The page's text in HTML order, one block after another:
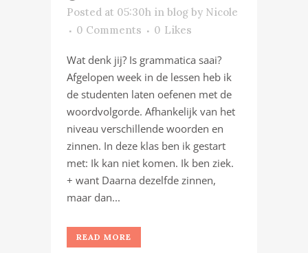
Posted at 05:30h in blog by Nicole
0 Comments
0 Likes
Wat denk jij? Is grammatica saai?
Afgelopen week in de lessen heb ik
de studenten laten oefenen met de
woordvolgorde. Afhankelijk van het
niveau verschillende woorden en
zinnen. In deze klas ben ik gestart
met: Ik kan niet komen. Ik ben ziek.
+ want Daarna dezelfde zinnen,
maar dan...
READ MORE